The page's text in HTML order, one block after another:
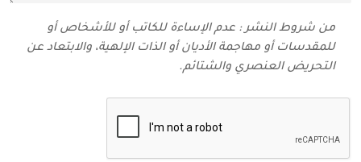
من شروط النشر : عدم الإساءة للكاتب أو للأشخاص أو
للمقدسات أو مهاجمة الأديان أو الذات الإلهية، والابتعاد عن
التحريض العنصري والشتائم‬.